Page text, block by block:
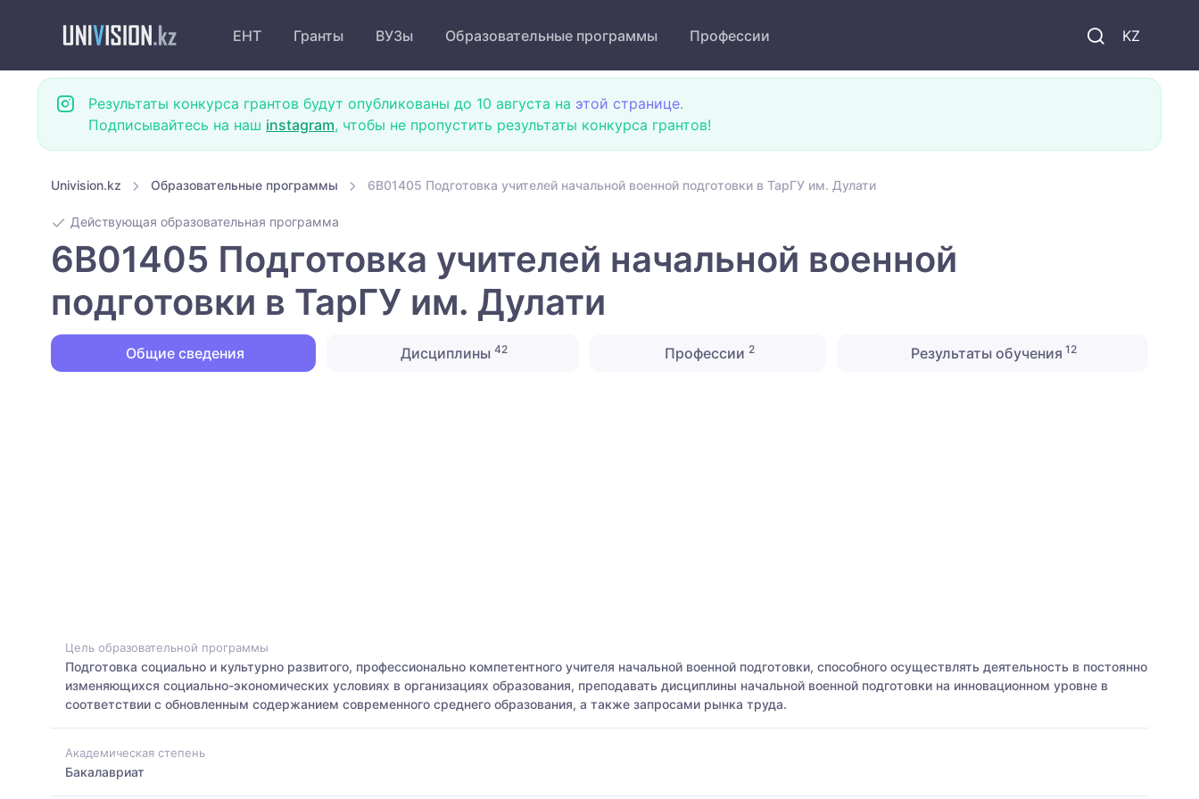
KZ
ЕНТ Гранты ВУЗы Образовательные программы Профессии
Результаты конкурса грантов будут опубликованы до 10 августа на этой странице.
Подписывайтесь на наш instagram, чтобы не пропустить результаты конкурса грантов!
Univision.kz Образовательные программы 6B01405 Подготовка учителей начальной военной подготовки в ТарГУ им. Дулати
Действующая образовательная программа
6B01405 Подготовка учителей начальной военной
подготовки в ТарГУ им. Дулати
Общие сведения Дисциплины42 Профессии 2 Результаты обучения 12
Цель образовательной программы
Подготовка социально и культурно развитого, профессионально компетентного учителя начальной военной подготовки, способного осуществлять деятельность в постоянно
изменяющихся социально-экономических условиях в организациях образования, преподавать дисциплины начальной военной подготовки на инновационном уровне в
соответствии с обновленным содержанием современного среднего образования, а также запросами рынка труда.
Академическая степень
Бакалавриат